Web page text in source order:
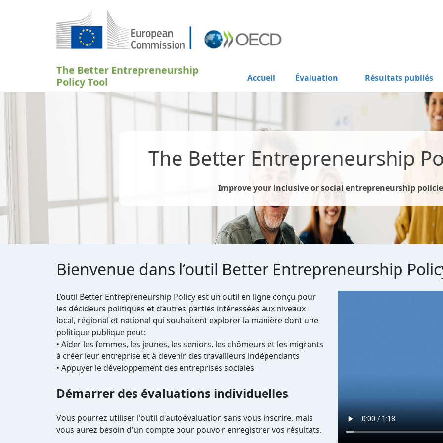
Aller au contenu principal
The Better Entrepreneurship
Policy Tool
Accueil Évaluation Résultats publiés
The Better Entrepreneurship
Improve your inclusive or social entrepreneurship
Bienvenue dans l’outil Better Entrepreneurship
L’outil Better Entrepreneurship Policy est un outil en ligne conçu pour
les décideurs politiques et d’autres parties intéressées aux niveaux
local, régional et national qui souhaitent explorer la manière dont une
politique publique peut:
• Aider les femmes, les jeunes, les seniors, les chômeurs et les migrants
à créer leur entreprise et à devenir des travailleurs indépendants
• Appuyer le développement des entreprises sociales
Démarrer des évaluations individuelles
Vous pourrez utiliser l'outil d'autoévaluation sans vous inscrire, mais
vous aurez besoin d'un compte pour pouvoir enregistrer vos résultats.